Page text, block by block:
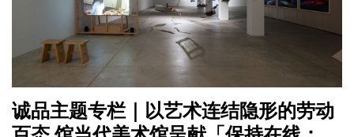
诚品主题专栏｜以艺术连结隐形的劳动